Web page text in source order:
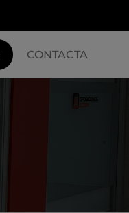
CONTACTA